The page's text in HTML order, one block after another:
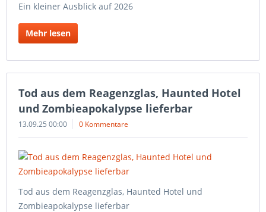
Ein kleiner Ausblick auf 2026
Mehr lesen
Tod aus dem Reagenzglas, Haunted Hotel
und Zombieapokalypse lieferbar
13.09.25 00:00 0 Kommentare
Tod aus dem Reagenzglas, Haunted Hotel und
Zombieapokalypse lieferbar